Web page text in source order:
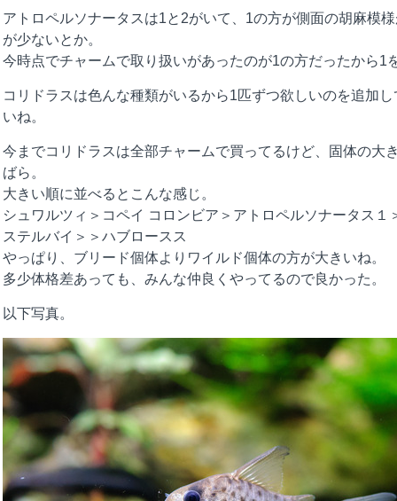
アトロペルソナータスは1と2がいて、1の方が側面の胡麻模
が少ないとか。
今時点でチャームで取り扱いがあったのが1の方だったから1
コリドラスは色んな種類がいるから1匹ずつ欲しいのを追加
いね。
今までコリドラスは全部チャームで買ってるけど、固体の大
ばら。
大きい順に並べるとこんな感じ。
シュワルツィ＞コペイ コロンビア＞アトロペルソナータス１
ステルバイ＞＞ハブロースス
やっぱり、ブリード個体よりワイルド個体の方が大きいね。
多少体格差あっても、みんな仲良くやってるので良かった。
以下写真。